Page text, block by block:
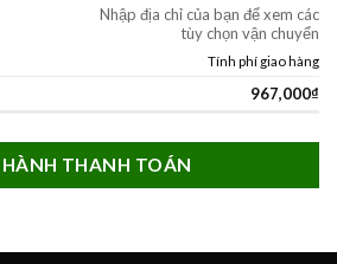
Nhập địa chỉ của bạn để xem các
tùy chọn vận chuyển
Tính phí giao hàng
967,000₫
THANH TOÁN